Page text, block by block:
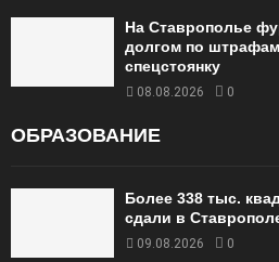
На Ставрополье
долгом по
спецстоянку
08.08.2026 0
ОБРАЗОВАНИЕ
Более 338 тыс.
сдали в
09.08.2026 0